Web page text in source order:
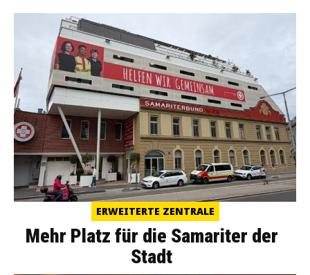
ERWEITERTE ZENTRALE
Mehr Platz für die Samariter der
Stadt